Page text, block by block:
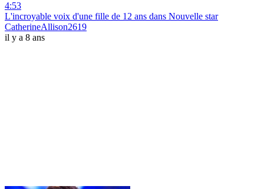
4:53
L'incroyable voix d'une fille de 12 ans dans Nouvelle star
CatherineAllison2619
il y a 8 ans